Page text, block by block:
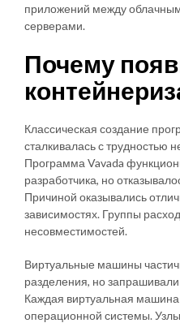
приложений между
серверами.
Почему
Классическая создание
сталкивалась с трудностью
Программа Vavada
разработчика, но
Причиной оказывались
зависимостях. Группы
несовместимостей.
Виртуальные машины
разделения, но
Каждая виртуальная
операционной системы.